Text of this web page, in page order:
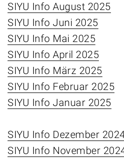
SIYU Info August 2025
SIYU Info Juni 2025
SIYU Info Mai 2025
SIYU Info April 2025
SIYU Info März 2025
SIYU Info Februar 2025
SIYU Info Januar 2025
SIYU Info Dezember
SIYU Info November